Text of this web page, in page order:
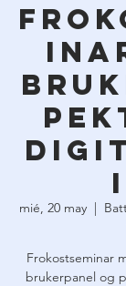
mié, 20 may
  |
Frokostseminar
brukerpanel og